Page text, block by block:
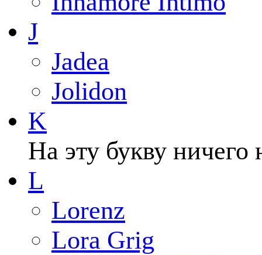
J
Jadea
Jolidon
K
На эту букву ничего
L
Lorenz
Lora Grig